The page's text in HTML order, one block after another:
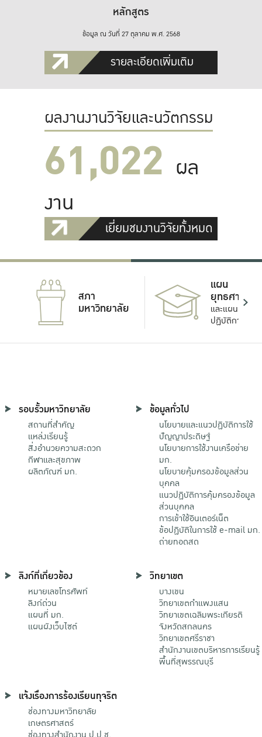
หลักสูตร
ข้อมูล ณ วันที่ 27 ตุลาคม พ.ศ. 2568
รายละเอียดเพิ่มเติม
ผลงานงานวิจัยและนวัตกรรม
61,022 ผล
งาน
เยี่ยมชมงานวิจัยทั้งหมด
สภา
มหาวิทยาลัย
แผน
ยุทธศาสตร์
และแผน
ปฏิบัติการ
รอบรั้วมหาวิทยาลัย
สถานที่สำคัญ
แหล่งเรียนรู้
สิ่งอำนวยความสะดวก
กีฬาและสุขภาพ
ผลิตภัณฑ์ มก.
ข้อมูลทั่วไป
นโยบายและแนวปฏิบัติการใช้
ปัญญาประดิษฐ์
นโยบายการใช้งานเครือข่าย
มก.
นโยบายคุ้มครองข้อมูลส่วน
บุคคล
แนวปฏิบัติการคุ้มครองข้อมูล
ส่วนบุคคล
การเข้าใช้อินเตอร์เน็ต
ข้อปฏิบัติในการใช้ e-mail มก.
ถ่ายทอดสด
ลิงก์ที่เกี่ยวข้อง
หมายเลขโทรศัพท์
ลิงก์ด่วน
แผนที่ มก.
แผนผังเว็บไซต์
วิทยาเขต
บางเขน
วิทยาเขตกําแพงแสน
วิทยาเขตเฉลิมพระเกียรติ
จังหวัดสกลนคร
วิทยาเขตศรีราชา
สำนักงานเขตบริหารการเรียนรู้
พื้นที่สุพรรณบุรี
แจ้งเรื่องการร้องเรียนทุจริต
ช่องทางมหาวิทยาลัย
เกษตรศาสตร์